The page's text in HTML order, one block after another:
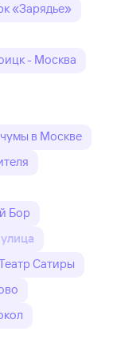
«Зарядье»
- Москва
в Москве
Бор
Сатиры